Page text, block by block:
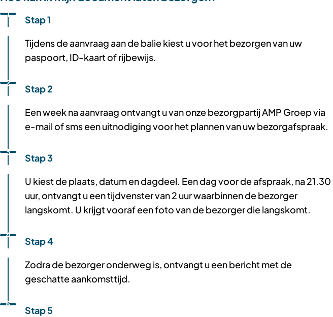
enter-
toets
te
selecteren.
Stap 1
Status: Actief
Opvolgingsnummer:
1
Tijdens de aanvraag aan de balie kiest u voor het bezorgen van uw
paspoort, ID-kaart of rijbewijs.
Stap 2
Status: Actief
Opvolgingsnummer:
2
Een week na aanvraag ontvangt u van onze bezorgpartij AMP Groep via
e-mail of sms een uitnodiging voor het plannen van uw bezorgafspraak.
Stap 3
Status: Actief
Opvolgingsnummer:
3
U kiest de plaats, datum en dagdeel. Een dag voor de afspraak, na 21.30
uur, ontvangt u een tijdvenster van 2 uur waarbinnen de bezorger
langskomt. U krijgt vooraf een foto van de bezorger die langskomt.
Stap 4
Status: Actief
Opvolgingsnummer:
4
Zodra de bezorger onderweg is, ontvangt u een bericht met de
geschatte aankomsttijd.
Stap 5
Status: Actief
Opvolgingsnummer:
5